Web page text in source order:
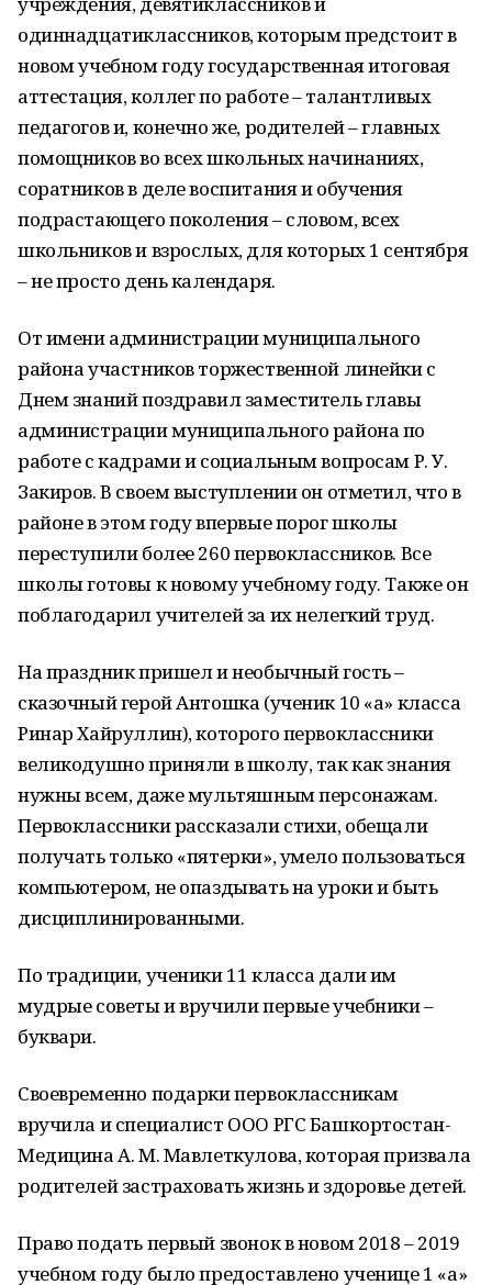
одиннадцатиклассников, которым предстоит в
новом учебном году государственная итоговая
аттестация, коллег по работе – талантливых
педагогов и, конечно же, родителей – главных
помощников во всех школьных начинаниях,
соратников в деле воспитания и обучения
подрастающего поколения – словом, всех
школьников и взрослых, для которых 1 сентября
– не просто день календаря.
От имени администрации муниципального
района участников торжественной линейки с
Днем знаний поздравил заместитель главы
администрации муниципального района по
работе с кадрами и социальным вопросам Р. У.
Закиров. В своем выступлении он отметил, что в
районе в этом году впервые порог школы
переступили более 260 первоклассников. Все
школы готовы к новому учебному году. Также он
поблагодарил учителей за их нелегкий труд.
На праздник пришел и необычный гость –
сказочный герой Антошка (ученик 10 «а» класса
Ринар Хайруллин), которого первоклассники
великодушно приняли в школу, так как знания
нужны всем, даже мультяшным персонажам.
Первоклассники рассказали стихи, обещали
получать только «пятерки», умело пользоваться
компьютером, не опаздывать на уроки и быть
дисциплинированными.
По традиции, ученики 11 класса дали им
мудрые советы и вручили первые учебники –
буквари.
Своевременно подарки первоклассникам
вручила и специалист ООО РГС Башкортостан-
Медицина А. М. Мавлеткулова, которая призвала
родителей застраховать жизнь и здоровье детей.
Право подать первый звонок в новом 2018 – 2019
учебном году было предоставлено ученице 1 «а»